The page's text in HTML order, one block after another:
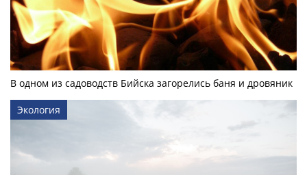
В одном из садоводств Бийска загорелись баня и дровяник
Экология